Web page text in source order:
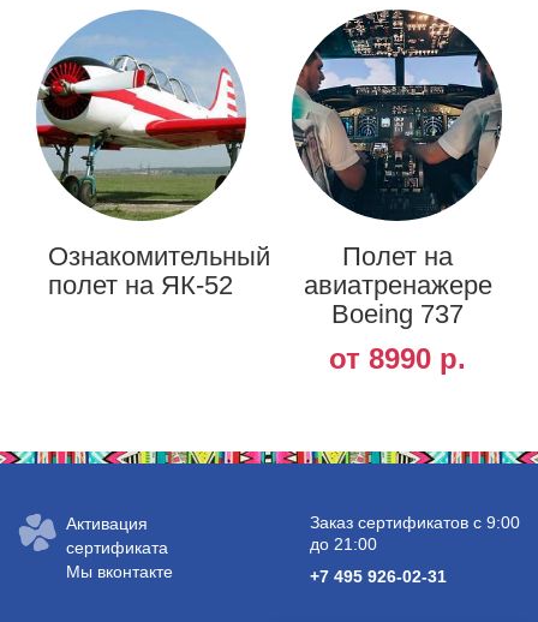
Ознакомительный
полет на ЯК-52
Полет на
авиатренажере
Boeing 737
от 8990 р.
Активация
сертификата
Мы вконтакте
Заказ сертификатов с 9:00
до 21:00
+7 495 926-02-31